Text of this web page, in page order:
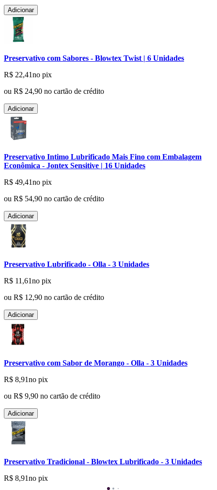
Adicionar
Preservativo com Sabores - Blowtex Twist | 6 Unidades
R$ 22,41no pix
ou R$ 24,90 no cartão de crédito
Adicionar
Preservativo Intimo Lubrificado Mais Fino com Embalagem
Econômica - Jontex Sensitive | 16 Unidades
R$ 49,41no pix
ou R$ 54,90 no cartão de crédito
Adicionar
Preservativo Lubrificado - Olla - 3 Unidades
R$ 11,61no pix
ou R$ 12,90 no cartão de crédito
Adicionar
Preservativo com Sabor de Morango - Olla - 3 Unidades
R$ 8,91no pix
ou R$ 9,90 no cartão de crédito
Adicionar
Preservativo Tradicional - Blowtex Lubrificado - 3 Unidades
R$ 8,91no pix